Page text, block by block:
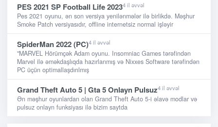
PES 2021 SP Football Life 20234 il əvvəl
Pes 2021 oyunu, ən son versiya yenilənmələr ilə birlikdə. Məşhur
Smoke Patch versiyasıdır, offline internetsiz normal işləyir
SpiderMan 2022 (PC)4 il əvvəl
"MARVEL Hörümçək Adam oyunu. Insomniac Games tərəfindən
Marvel ilə əməkdaşlıqda hazırlanmış və Nixxes Software tərəfindən
PC üçün optimallaşdırılmış
Grand Theft Auto 5 | Gta 5 Onlayn Pulsuz4 il əvvəl
Ən məşhur oyunlardan olan Grand Theft Auto 5-i əlavə modlar və
pulsuz onlayn funksiyası ilə bizim saytda